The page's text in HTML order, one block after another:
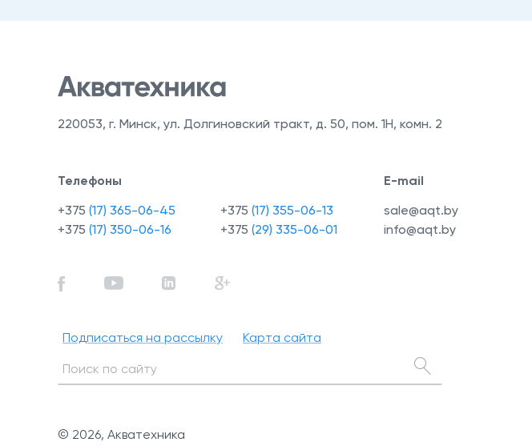
220053, г. Минск, ул. Долгиновский тракт, д. 50, пом. 1Н, комн. 2
Телефоны
+375 (17) 365-06-45
+375 (17) 350-06-16
+375 (17) 355-06-13
+375 (29) 335-06-01
E-mail
sale@aqt.by
info@aqt.by
Подписаться на рассылку Карта сайта
© 2026, Акватехника